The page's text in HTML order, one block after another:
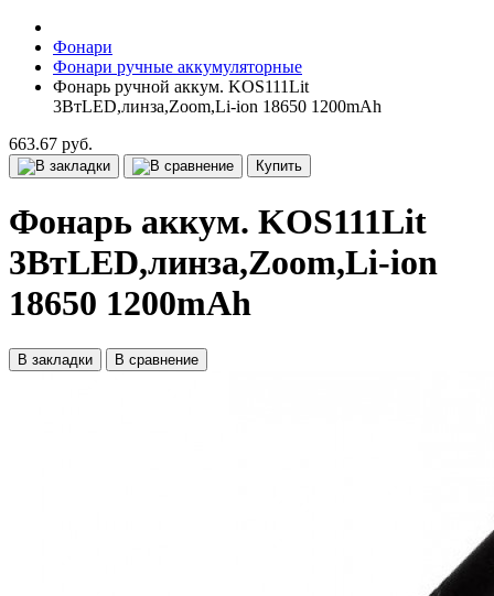
Фонари
Фонари ручные аккумуляторные
Фонарь ручной аккум. KOS111Lit
3ВтLED,линза,Zoom,Li-ion 18650 1200mAh
663.67 руб.
Купить
Фонарь аккум. KOS111Lit
3ВтLED,линза,Zoom,Li-ion
18650 1200mAh
В закладки В сравнение